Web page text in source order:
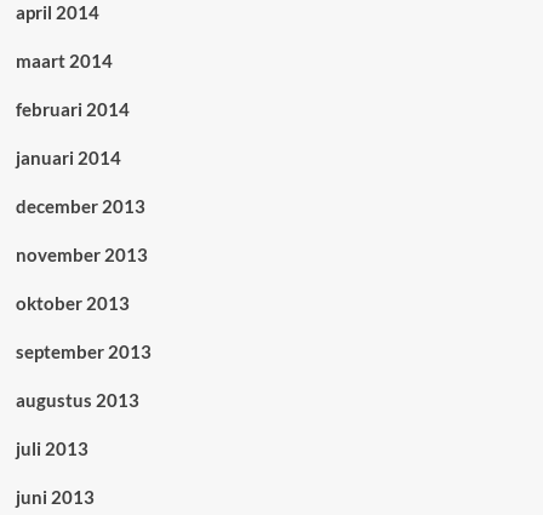
april 2014
maart 2014
februari 2014
januari 2014
december 2013
november 2013
oktober 2013
september 2013
augustus 2013
juli 2013
juni 2013